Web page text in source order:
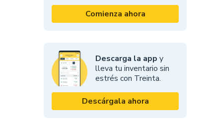
Comienza ahora
Descarga la app y
lleva tu inventario sin
estrés con Treinta.
Descárgala ahora